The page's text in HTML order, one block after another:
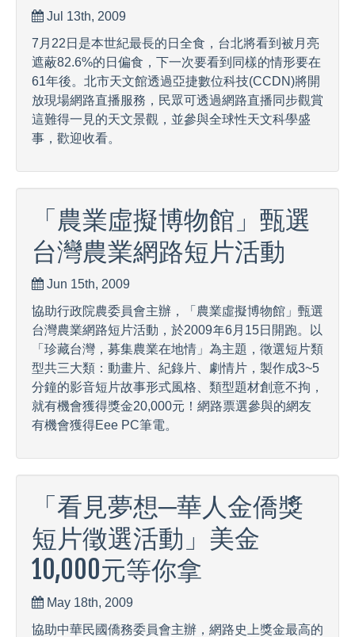
Jul 13th, 2009
7月22日是本世紀最長的日全食，台北將看到被月亮
遮蔽82.6%的日偏食，下一次要看到同樣的情形要在
61年後。北市天文館透過亞捷數位科技(CCDN)將開
放現場網路直播服務，民眾可透過網路直播同步觀賞
這難得一見的天文景觀，並參與全球性天文科學盛
事，歡迎收看。
「農業虛擬博物館」甄選
台灣農業網路短片活動
Jun 15th, 2009
協助行政院農委員會主辦，「農業虛擬博物館」甄選
台灣農業網路短片活動，於2009年6月15日開跑。以
「珍藏台灣，募集農業在地情」為主題，徵選短片類
型共三大類：動畫片、紀錄片、劇情片，製作成3~5
分鐘的影音短片故事形式風格、類型題材創意不拘，
就有機會獲得獎金20,000元！網路票選參與的網友
有機會獲得Eee PC筆電。
「看見夢想─華人金僑獎
短片徵選活動」美金
10,000元等你拿
May 18th, 2009
協助中華民國僑務委員會主辦，網路史上獎金最高的